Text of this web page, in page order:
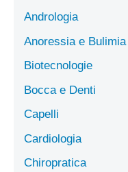
Andrologia
Anoressia e Bulimia
Biotecnologie
Bocca e Denti
Capelli
Cardiologia
Chiropratica